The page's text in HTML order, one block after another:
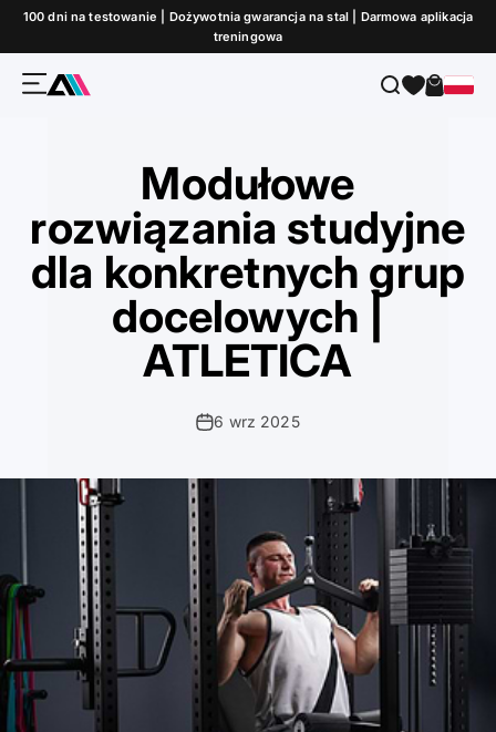
Przejdź do treści
100 dni na testowanie | Dożywotnia gwarancja na stal | Darmowa aplikacja
treningowa
MenuATLETICA SzukajKoszyk
Modułowe
rozwiązania studyjne
dla konkretnych grup
docelowych |
ATLETICA
6 wrz 2025